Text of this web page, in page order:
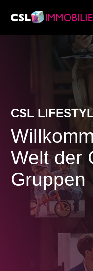
Immobiliensuche
Karriere
Dienstleistungen
Research &
CSL
Welt der
Gruppen